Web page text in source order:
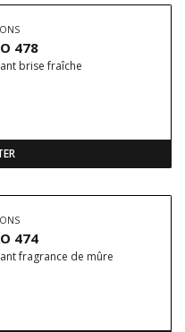
478
brise fraîche
474
fragrance de mûre